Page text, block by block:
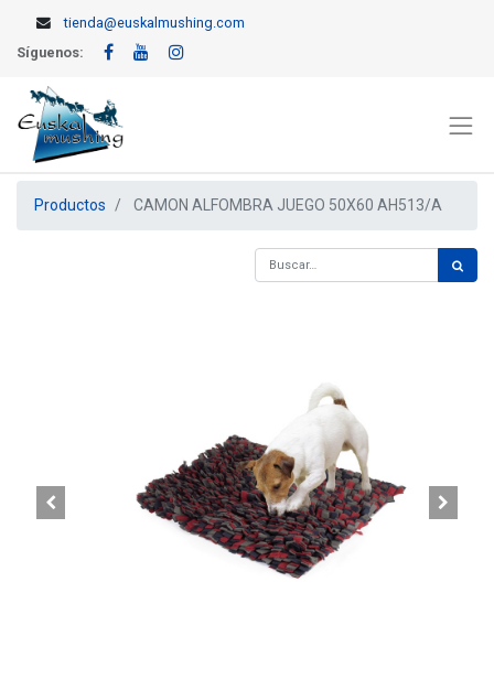
tienda@euskalmushing.com
Síguenos:
Productos CAMON ALFOMBRA JUEGO 50X60 AH513/A